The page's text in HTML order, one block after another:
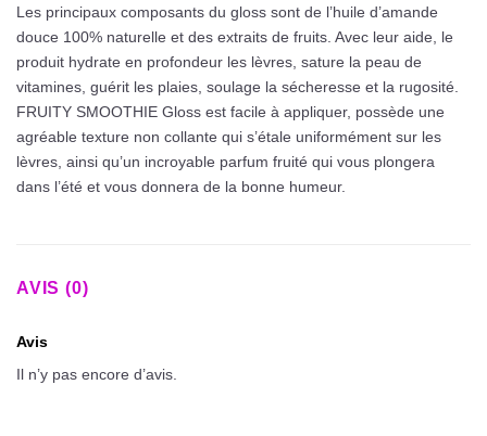
Les principaux composants du gloss sont de l’huile d’amande
douce 100% naturelle et des extraits de fruits. Avec leur aide, le
produit hydrate en profondeur les lèvres, sature la peau de
vitamines, guérit les plaies, soulage la sécheresse et la rugosité.
FRUITY SMOOTHIE Gloss est facile à appliquer, possède une
agréable texture non collante qui s’étale uniformément sur les
lèvres, ainsi qu’un incroyable parfum fruité qui vous plongera
dans l’été et vous donnera de la bonne humeur.
AVIS (0)
Avis
Il n’y pas encore d’avis.